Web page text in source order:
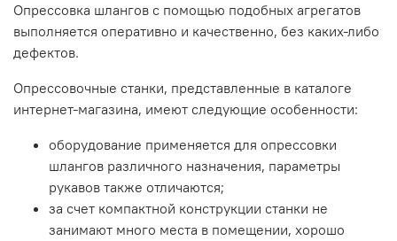
Опрессовка шлангов с помощью подобных агрегатов
выполняется оперативно и качественно, без каких-либо
дефектов.
Опрессовочные станки, представленные в каталоге
интернет-магазина, имеют следующие особенности:
оборудование применяется для опрессовки
шлангов различного назначения, параметры
рукавов также отличаются;
за счет компактной конструкции станки не
занимают много места в помещении, хорошо